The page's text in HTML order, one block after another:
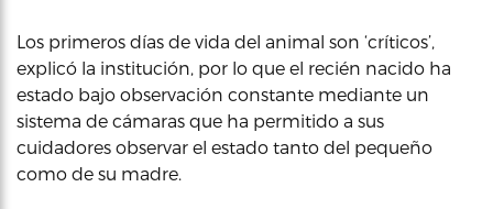
Los primeros días de vida del animal son ‘críticos’,
explicó la institución, por lo que el recién nacido ha
estado bajo observación constante mediante un
sistema de cámaras que ha permitido a sus
cuidadores observar el estado tanto del pequeño
como de su madre.